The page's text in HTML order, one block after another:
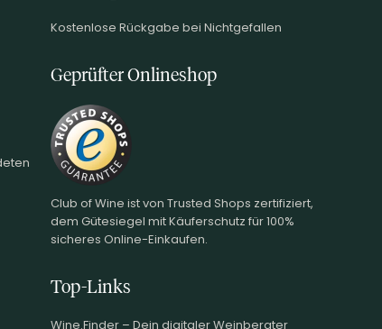
Kostenlose Rückgabe bei Nichtgefallen
Geprüfter Onlineshop
Club of Wine ist von Trusted Shops zertifiziert,
dem Gütesiegel mit Käuferschutz für 100%
sicheres Online-Einkaufen.
Top-Links
Wine.Finder – Dein digitaler Weinberater